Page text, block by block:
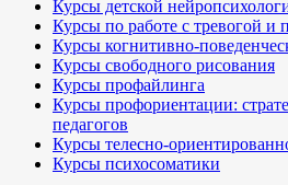
Курсы детской
Курсы по работе с тревогой и
Курсы когнитивно-
Курсы свободного рисования
Курсы профайлинга
Курсы профориентации:
педагогов
Курсы телесно-
Курсы психосоматики